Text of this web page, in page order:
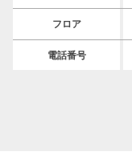
フロア
電話番号